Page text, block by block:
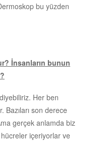
bu yüzden
İnsanların bunun
Her ben
Bazıları son derece
gerçek anlamda biz
içeriyorlar ve